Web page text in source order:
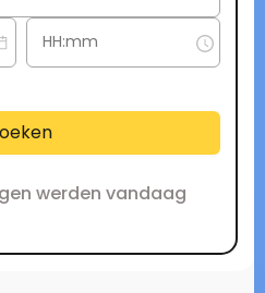
werden vandaag